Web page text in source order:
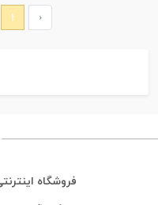
‹
1
فروشگاه